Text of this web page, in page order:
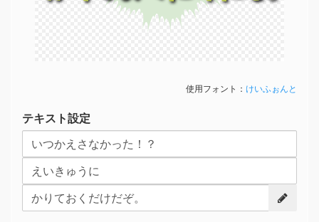
使用フォント： けいふぉんと
テキスト設定